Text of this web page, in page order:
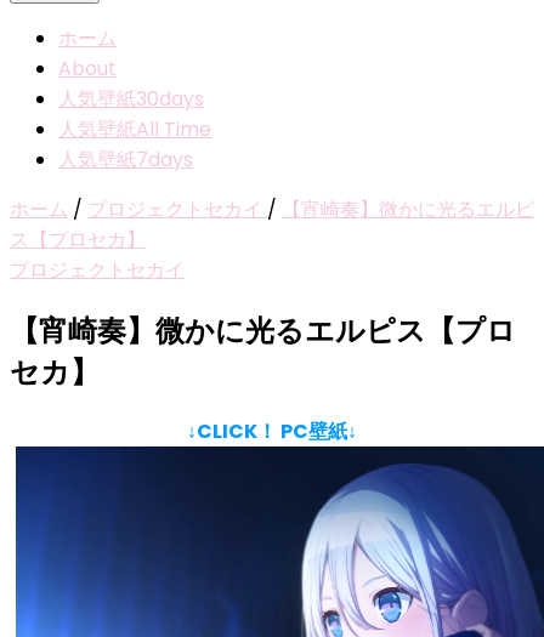
ホーム
About
人気壁紙30days
人気壁紙All Time
人気壁紙7days
ホーム / プロジェクトセカイ /
【宵崎奏】微かに光るエルピ
ス【プロセカ】
プロジェクトセカイ
【宵崎奏】微かに光るエルピス【プロ
セカ】
↓CLICK！ PC壁紙↓